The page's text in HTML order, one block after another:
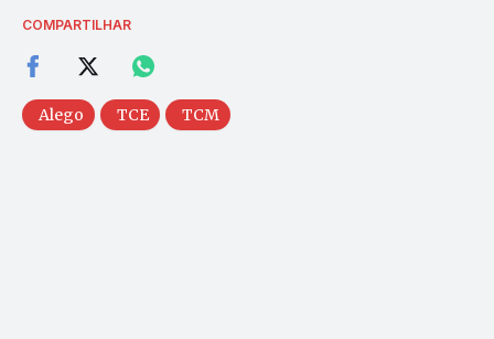
COMPARTILHAR
Alego TCE TCM